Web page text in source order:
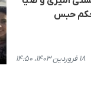
حبس
۱۸ فروردین ۱۴۰۳، ۱۴:۵۰